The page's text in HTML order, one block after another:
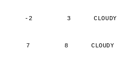
-2         3      CLOUDY
7         8      CLOUDY